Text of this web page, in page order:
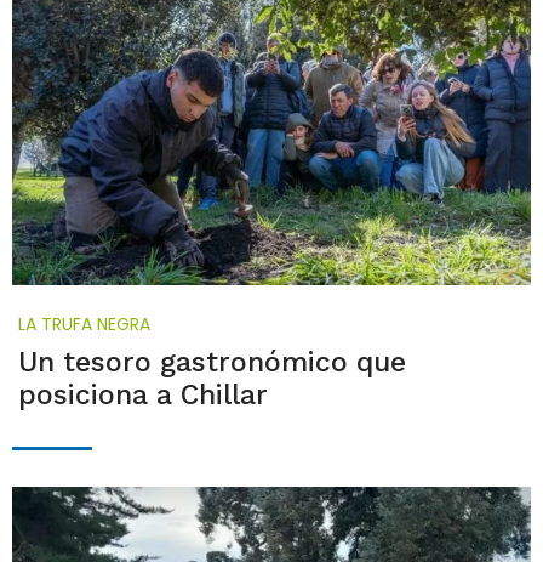
LA TRUFA NEGRA
Un tesoro gastronómico que
posiciona a Chillar